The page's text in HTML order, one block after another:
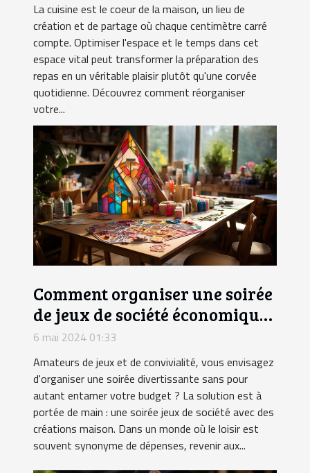
La cuisine est le coeur de la maison, un lieu de
création et de partage où chaque centimètre carré
compte. Optimiser l'espace et le temps dans cet
espace vital peut transformer la préparation des
repas en un véritable plaisir plutôt qu'une corvée
quotidienne. Découvrez comment réorganiser
votre...
Comment organiser une soirée
de jeux de société économique
avec des articles faits maison
6 mai 2024 01:33
Amateurs de jeux et de convivialité, vous envisagez
d'organiser une soirée divertissante sans pour
autant entamer votre budget ? La solution est à
portée de main : une soirée jeux de société avec des
créations maison. Dans un monde où le loisir est
souvent synonyme de dépenses, revenir aux...